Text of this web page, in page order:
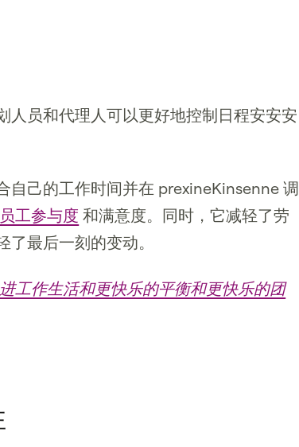
人员和代理人可以更好地控制日程安安安
自己的工作时间并在 prexineKinsenne 调
员工参与度 和满意度。同时，它减轻了劳
最后一刻的变动。
工作生活和更快乐的平衡和更快乐的团